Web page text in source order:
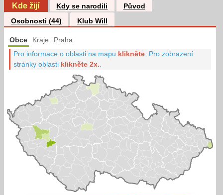
Kde žijí Kdy se narodili
Původ
Osobnosti (44)
Klub Will
Obce Kraje Praha
Pro informace o oblasti na mapu klikněte Pro zobrazení
stránky oblasti klikněte 2x.